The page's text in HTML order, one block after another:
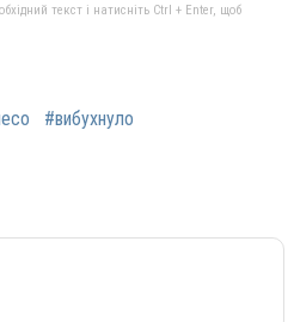
текст і натисніть Ctrl + Enter, щоб
#вибухнуло